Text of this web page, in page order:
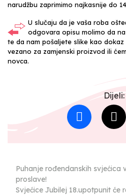
narudžbu zaprimimo najkasnije do
U slučaju da je vaša roba
odgovara opisu molimo da
te da nam pošaljete slike kao
vezano za zamjenski proizvod ili
novca.
Dijeli:
Puhanje rođendanskih svjećica
proslave!
Svjećice Jubilej 18.upotpunit će